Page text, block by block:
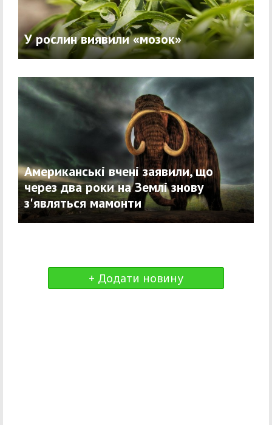
У рослин виявили «мозок»
Американські вчені заявили, що
через два роки на Землі знову
з'являться мамонти
+ Додати новину